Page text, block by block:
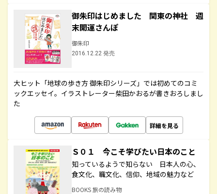
御朱印はじめました 関東の神社 週
末開運さんぽ
御朱印
2016.12.22 発売
大ヒット「地球の歩き方 御朱印シリーズ」では初めてのコミ
ックエッセイ。イラストレーター柴田かおるが書きおろしまし
た
詳細を見る
Ｓ０１ 今こそ学びたい日本のこと
知っているようで知らない 日本人の心、
食文化、職文化、信仰、地域の魅力など
BOOKS 旅の読み物